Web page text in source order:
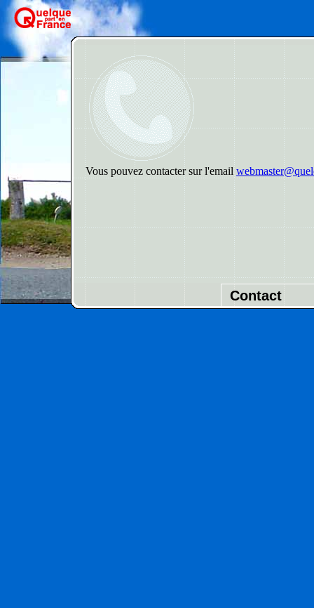
Vous pouvez contacter sur l'email
Contact